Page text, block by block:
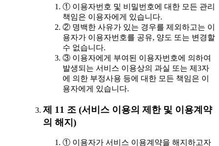
① 이용자번호 및 비밀번호에 대한 모든 관리
책임은 이용자에게 있습니다.
② 명백한 사유가 있는 경우를 제외하고는 이
용자가 이용자번호를 공유, 양도 또는 변경할
수 없습니다.
③ 이용자에게 부여된 이용자번호에 의하여
발생되는 서비스 이용상의 과실 또는 제3자
에 의한 부정사용 등에 대한 모든 책임은 이
용자에게 있습니다.
제 11 조 (서비스 이용의 제한 및 이용계약
의 해지)
① 이용자가 서비스 이용계약을 해지하고자